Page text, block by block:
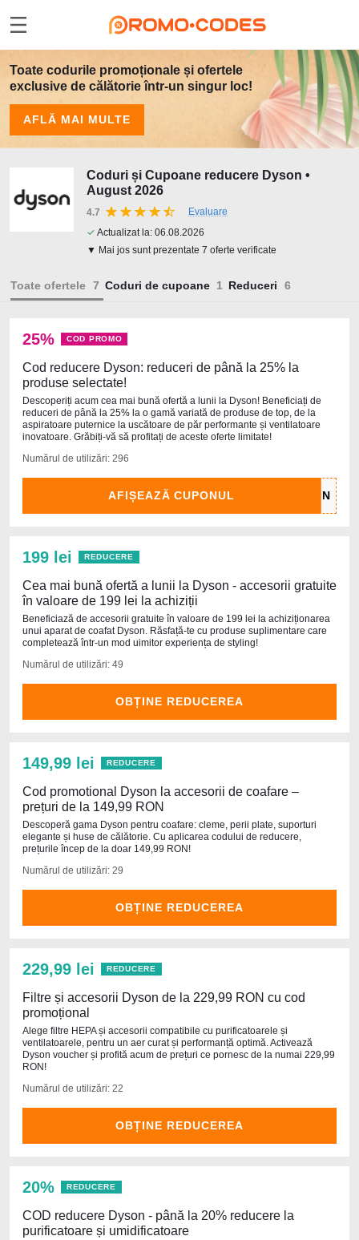
Toate codurile promoționale și ofertele
exclusive de călătorie într-un singur loc!
AFLĂ MAI MULTE
Coduri și Cupoane reducere Dyson •
August 2026
4.7
Evaluare
✓ Actualizat la: 06.08.2026
▼ Mai jos sunt prezentate 7 oferte verificate
Toate ofertele Coduri de cupoane Reduceri
25% COD PROMO
Cod reducere Dyson: reduceri de până la 25% la
produse selectate!
Descoperiți acum cea mai bună ofertă a lunii la Dyson! Beneficiați de
reduceri de până la 25% la o gamă variată de produse de top, de la
aspiratoare puternice la uscătoare de păr performante și ventilatoare
inovatoare. Grăbiți-vă să profitați de aceste oferte limitate!
Numărul de utilizări: 296
AFIȘEAZĂ CUPONUL
199 lei REDUCERE
Cea mai bună ofertă a lunii la Dyson - accesorii gratuite
în valoare de 199 lei la achiziții
Beneficiază de accesorii gratuite în valoare de 199 lei la achiziționarea
unui aparat de coafat Dyson. Răsfață-te cu produse suplimentare care
completează într-un mod uimitor experiența de styling!
Numărul de utilizări: 49
OBȚINE REDUCEREA
149,99 lei REDUCERE
Cod promotional Dyson la accesorii de coafare –
prețuri de la 149,99 RON
Descoperă gama Dyson pentru coafare: cleme, perii plate, suporturi
elegante și huse de călătorie. Cu aplicarea codului de reducere,
prețurile încep de la doar 149,99 RON!
Numărul de utilizări: 29
OBȚINE REDUCEREA
229,99 lei REDUCERE
Filtre și accesorii Dyson de la 229,99 RON cu cod
promoțional
Alege filtre HEPA și accesorii compatibile cu purificatoarele și
ventilatoarele, pentru un aer curat și performanță optimă. Activează
Dyson voucher și profită acum de prețuri ce pornesc de la numai 229,99
RON!
Numărul de utilizări: 22
OBȚINE REDUCEREA
20% REDUCERE
COD reducere Dyson - până la 20% reducere la
purificatoare și umidificatoare